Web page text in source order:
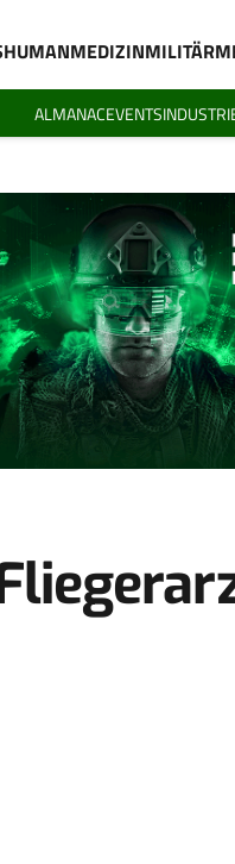
HUMANMEDIZIN
ALMANACEVENTS